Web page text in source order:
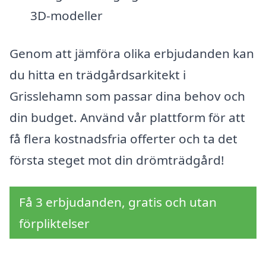
3D-modeller
Genom att jämföra olika erbjudanden kan
du hitta en trädgårdsarkitekt i
Grisslehamn som passar dina behov och
din budget. Använd vår plattform för att
få flera kostnadsfria offerter och ta det
första steget mot din drömträdgård!
Få 3 erbjudanden, gratis och utan
förpliktelser